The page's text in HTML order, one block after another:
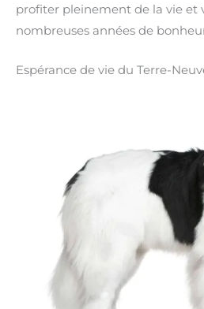
profiter pleinement de la vie et
nombreuses années de
Espérance de vie du Terre-